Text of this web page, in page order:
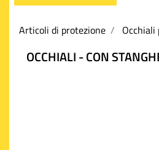
Articoli di protezione
OCCHIALI - CON